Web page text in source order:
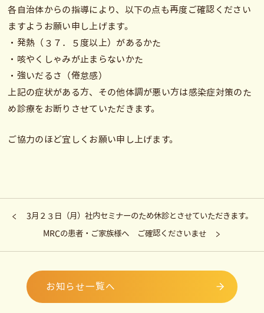
各自治体からの指導により、以下の点も再度ご確認ください
ますようお願い申し上げます。
・発熱（３７．５度以上）があるかた
・咳やくしゃみが止まらないかた
・強いだるさ（倦怠感）
上記の症状がある方、その他体調が悪い方は感染症対策のた
め診療をお断りさせていただきます。
ご協力のほど宜しくお願い申し上げます。
3月２３日（月）社内セミナーのため休診とさせていただきます。
MRCの患者・ご家族様へ ご確認くださいませ
お知らせ一覧へ